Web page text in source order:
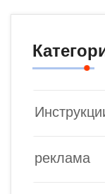
реклама